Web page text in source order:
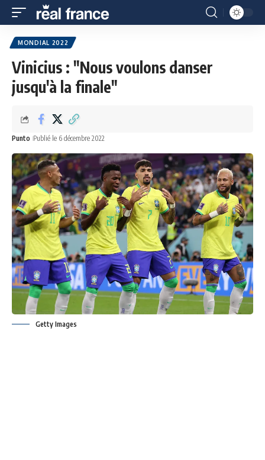
MONDIAL 2022
Vinicius : "Nous voulons danser
jusqu'à la finale"
Punto Publié le 6 décembre 2022
Getty Images